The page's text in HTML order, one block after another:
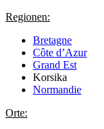
Regionen:
Bretagne
Côte d’Azur
Grand Est
Korsika
Normandie
Orte: